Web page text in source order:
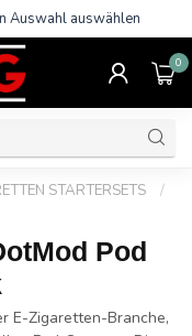
Auswahl auswählen
0
STARTERSETS
/
Pod
E-Zigaretten-Branche,